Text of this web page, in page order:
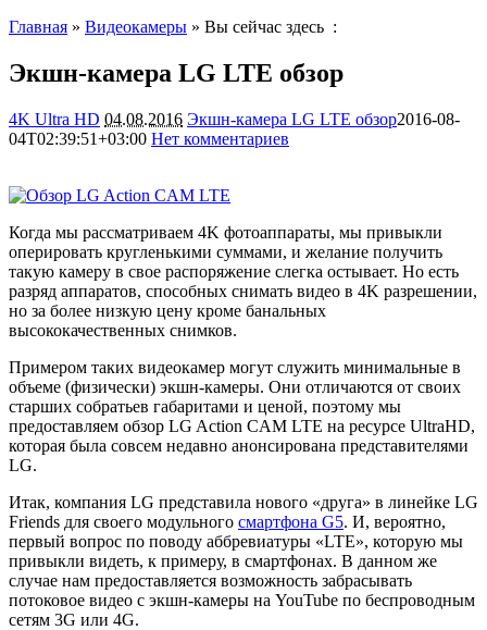
Главная » Видеокамеры » Вы сейчас здесь :
Экшн-камера LG LTE обзор
4K Ultra HD 04.08.2016 Экшн-камера LG LTE обзор2016-08-
04T02:39:51+03:00 Нет комментариев
Когда мы рассматриваем 4K фотоаппараты, мы привыкли
оперировать кругленькими суммами, и желание получить
такую камеру в свое распоряжение слегка остывает. Но есть
разряд аппаратов, способных снимать видео в 4K разрешении,
но за более низкую цену кроме банальных
высококачественных снимков.
Примером таких видеокамер могут служить минимальные в
объеме (физически) экшн-камеры. Они отличаются от своих
старших собратьев габаритами и ценой, поэтому мы
предоставляем обзор LG Action CAM LTE на ресурсе UltraHD,
которая была совсем недавно анонсирована представителями
LG.
Итак, компания LG представила нового «друга» в линейке LG
Friends для своего модульного смартфона G5. И, вероятно,
первый вопрос по поводу аббревиатуры «LTE», которую мы
привыкли видеть, к примеру, в смартфонах. В данном же
случае нам предоставляется возможность забрасывать
потоковое видео с экшн-камеры на YouTube по беспроводным
сетям 3G или 4G.